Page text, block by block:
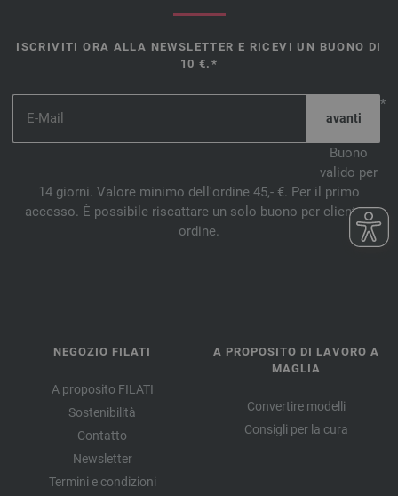
ISCRIVITI ORA ALLA NEWSLETTER E RICEVI UN BUONO DI
10 €.*
*
Buono
valido per
14 giorni. Valore minimo dell'ordine 45,- €. Per il primo
accesso. È possibile riscattare un solo buono per cliente e
ordine.
NEGOZIO FILATI
A proposito FILATI
Sostenibilità
Contatto
Newsletter
Termini e condizioni
A PROPOSITO DI LAVORO A
MAGLIA
Convertire modelli
Consigli per la cura